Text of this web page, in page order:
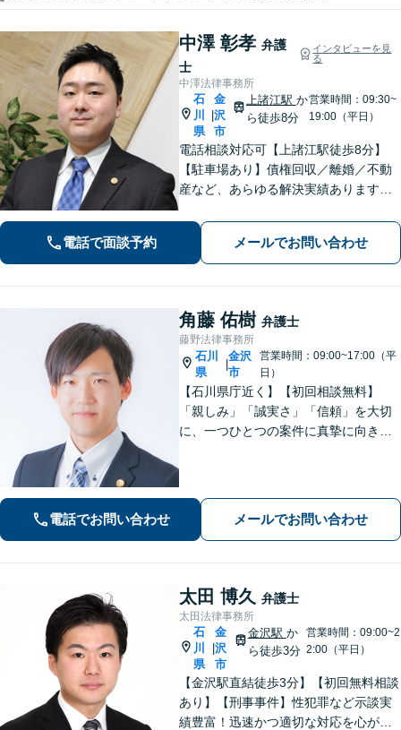
中澤 彰孝 弁護
士
インタビューを見
る
中澤法律事務所
石
川
県
金
沢
市
上諸江駅 か
ら徒歩8分
営業時間：09:30~
19:00（平日）
電話相談対応可【上諸江駅徒歩8分】
【駐車場あり】債権回収／離婚／不動
産など、あらゆる解決実績あります！
案します。個人事務所で手厚い対応◎
【完全個室】お困りの際はお早めにご
相談ください！
電話で面談予約 メールでお問い合わせ
角藤 佑樹 弁護士
藤野法律事務所
石川
県
|
金沢
市
営業時間：09:00~17:00（平
日）
【石川県庁近く】【初回相談無料】
「親しみ」「誠実さ」「信頼」を大切
に、一つひとつの案件に真摯に向き合
すく説明しますので、安心してご相談
ください。
電話でお問い合わせ メールでお問い合わせ
太田 博久 弁護士
太田法律事務所
石
川
県
金
沢
市
金沢駅 か
ら徒歩3分
営業時間：09:00~2
2:00（平日）
【金沢駅直結徒歩3分】【初回無料相談
あり】【刑事事件】性犯罪など示談実
績豊富！迅速かつ適切な対応を心がけ